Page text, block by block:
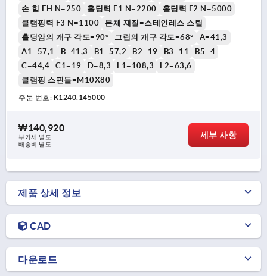
손 힘 FH N=250
홀딩력 F1 N=2200
홀딩력 F2 N=5000
클램핑력 F3 N=1100
본체 재질=스테인레스 스틸
홀딩암의 개구 각도=90°
그립의 개구 각도=68°
A=41,3
A1=57,1
B=41,3 B1=57,2 B2=19 B3=11
B5=4
C=44,4
C1=19 D=8,3 L1=108,3
L2=63,6
클램핑 스핀들=M10X80
주문 번호: K1240.145000
₩140,920
부가세 별도
배송비 별도
세부 사항
제품 상세 정보
CAD
다운로드